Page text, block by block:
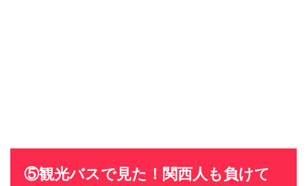
⑤観光バスで見た！関西人も負けて